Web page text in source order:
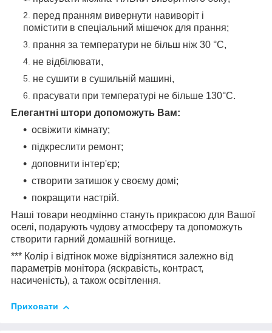
перед пранням вивернути навиворіт і
помістити в спеціальний мішечок для прання;
прання за температури не більш ніж 30 °C,
не відбілювати,
не сушити в сушильній машині,
прасувати при температурі не більше 130°C.
Елегантні штори допоможуть Вам:
освіжити кімнату;
підкреслити ремонт;
доповнити інтер'єр;
створити затишок у своєму домі;
покращити настрій.
Наші товари неодмінно стануть прикрасою для Вашої
оселі, подарують чудову атмосферу та допоможуть
створити гарний домашній вогнище.
*** Колір і відтінок може відрізнятися залежно від
параметрів монітора (яскравість, контраст,
насиченість), а також освітлення.
Приховати